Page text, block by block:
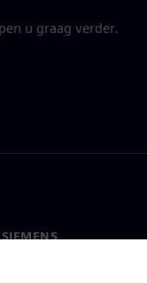
u graag verder.